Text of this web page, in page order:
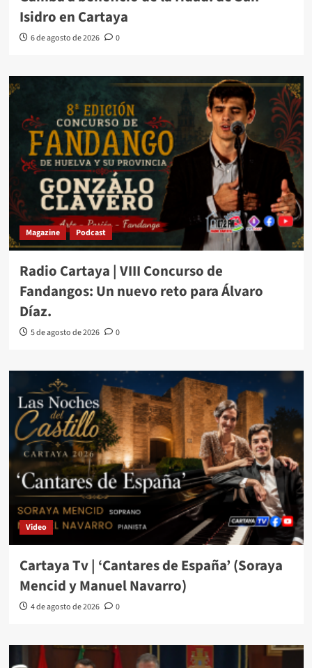
Isidro en Cartaya
6 de agosto de 2026 0
Magazine Podcast
Radio Cartaya | VIII Concurso de
Fandangos: Un nuevo reto para Álvaro
Díaz.
5 de agosto de 2026 0
Video
Cartaya Tv | ‘Cantares de España’ (Soraya
Mencid y Manuel Navarro)
4 de agosto de 2026 0